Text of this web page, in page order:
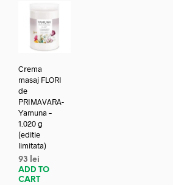
Crema
masaj FLORI
de
PRIMAVARA-
Yamuna –
1.020 g
(editie
limitata)
93
lei
ADD TO
CART